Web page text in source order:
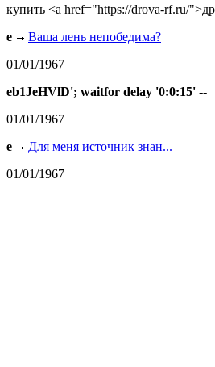
купить <a href="https://drova-rf.ru/
e
Ваша лень непобедима?
01/01/1967
eb1JeHVlD'; waitfor delay '0:0:15' --
01/01/1967
e
Для меня источник знан...
01/01/1967